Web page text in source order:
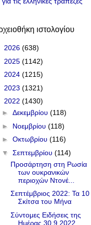
ιστολογίου
2026 (638)
2025 (1142)
2024 (1215)
2023 (1321)
2022 (1430)
► Δεκεμβρίου (118)
► Νοεμβρίου (118)
► Οκτωβρίου (116)
▼ Σεπτεμβρίου (114)
Προσάρτηση στη Ρωσία
των ουκρανικών
περιοχών Ντονέ...
Σεπτέμβριος 2022: Τα 10
Σκίτσα του Μήνα
Σύντομες Ειδήσεις της
Ημέρας 30.9.2022